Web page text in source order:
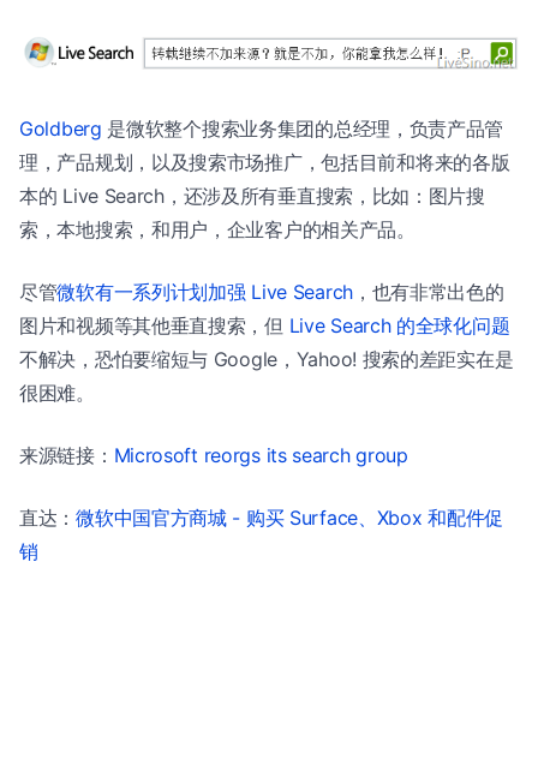
Goldberg 是微软整个搜索业务集团的总经理，负责产品管
理，产品规划，以及搜索市场推广，包括目前和将来的各版
本的 Live Search，还涉及所有垂直搜索，比如：图片搜
索，本地搜索，和用户，企业客户的相关产品。
尽管微软有一系列计划加强 Live Search，也有非常出色的
图片和视频等其他垂直搜索，但 Live Search 的全球化问题
不解决，恐怕要缩短与 Google，Yahoo! 搜索的差距实在是
很困难。
来源链接： Microsoft reorgs its search group
直达：微软中国官方商城 - 购买 Surface、Xbox 和配件促
销